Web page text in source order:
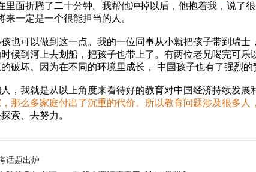
里面折腾了二十分钟。我帮他冲掉以后，他抱着我，说了
来一定是一个很能担当的人。
可以做到这一点。我的一位同事从小就把孩子带到瑞士
候到河上去划船，把孩子也带上了。有两位老兄喝完可
破坏。因为在不同的环境里成长， 中国孩子也有了强烈的
我就是从以上角度来看待好的教育对中国经济持续发展
那么多家庭付出了沉重的代价。所以教育问题涉及很多人
索、去努力。
话题出炉